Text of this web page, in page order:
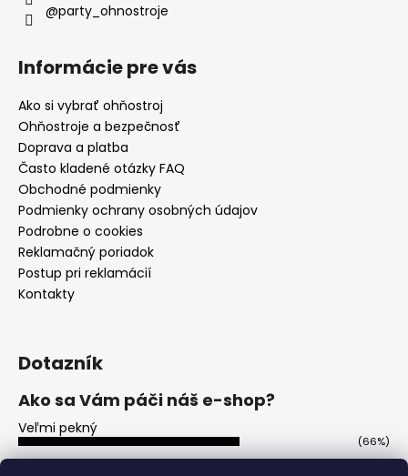
@party_ohnostroje
Informácie pre vás
Ako si vybrať ohňostroj
Ohňostroje a bezpečnosť
Doprava a platba
Často kladené otázky FAQ
Obchodné podmienky
Podmienky ochrany osobných údajov
Podrobne o cookies
Reklamačný poriadok
Postup pri reklamácií
Kontakty
Dotazník
Ako sa Vám páči náš e-shop?
Veľmi pekný
(66%)